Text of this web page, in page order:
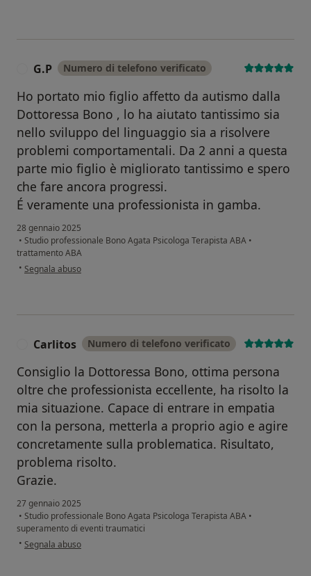
G.P Numero di telefono verificato
Ho portato mio figlio affetto da autismo dalla
Dottoressa Bono , lo ha aiutato tantissimo sia
nello sviluppo del linguaggio sia a risolvere
problemi comportamentali. Da 2 anni a questa
parte mio figlio è migliorato tantissimo e spero
che fare ancora progressi.
É veramente una professionista in gamba.
28 gennaio 2025
• Studio professionale Bono Agata Psicologa Terapista ABA •
trattamento ABA
• secondo l'opinione dell'utente G.P
Segnala abuso
Carlitos Numero di telefono verificato
Consiglio la Dottoressa Bono, ottima persona
oltre che professionista eccellente, ha risolto la
mia situazione. Capace di entrare in empatia
con la persona, metterla a proprio agio e agire
concretamente sulla problematica. Risultato,
problema risolto.
Grazie.
27 gennaio 2025
• Studio professionale Bono Agata Psicologa Terapista ABA •
superamento di eventi traumatici
• secondo l'opinione dell'utente Carlitos
Segnala abuso